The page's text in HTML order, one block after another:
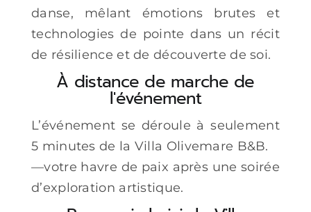
danse, mêlant émotions brutes et
technologies de pointe dans un récit
de résilience et de découverte de soi.
À distance de marche de
l'événement
L’événement se déroule à seulement
5 minutes de la Villa Olivemare B&B.
—votre havre de paix après une soirée
d’exploration artistique.